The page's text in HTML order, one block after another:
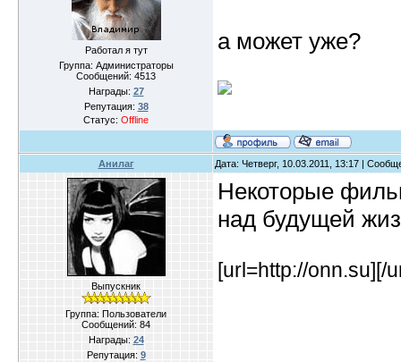
Работал я тут
Группа: Администраторы
Сообщений: 4513
Награды: 27
Репутация: 38
Статус: Offline
а может уже?
Анилаг Дата: Четверг, 10.03.2011, 13:17 |
Выпускник
Группа: Пользователи
Сообщений: 84
Награды: 24
Репутация: 9
Некоторые
над будущей
[url=http://onn.su][/